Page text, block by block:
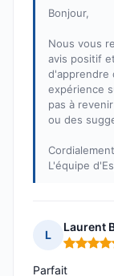
Bonjour,
Nous vous
avis positif
d'apprendre
expérience
pas à
ou des
L'équipe
L
Laurent
Note : 5
Parfait